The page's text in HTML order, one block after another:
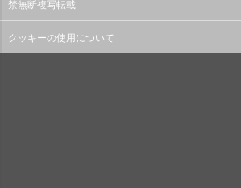
禁無断複写転載
クッキーの使用について